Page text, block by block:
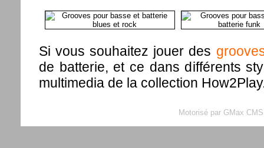
Si vous souhaitez jouer des
de batterie, et ce dans différents
multimedia de la collection
Motorisé par GMax